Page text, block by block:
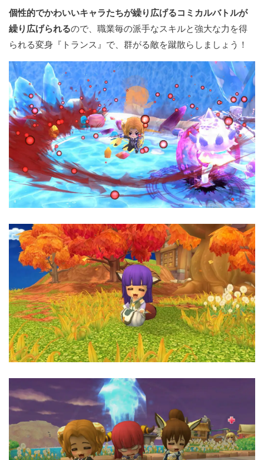
個性的でかわいいキャラたちが繰り広げるコミカルバトルが
繰り広げられるので、職業毎の派手なスキルと強大な力を得
られる変身『トランス』で、群がる敵を蹴散らしましょう！